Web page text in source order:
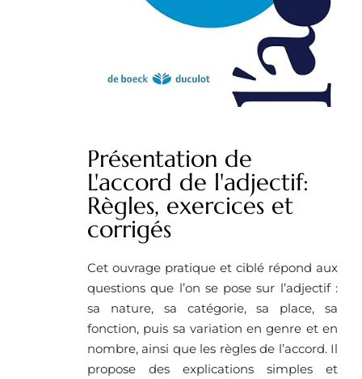
Présentation de
L'accord de l'adjectif:
Règles, exercices et
corrigés
Cet ouvrage pratique et ciblé répond aux
questions que l’on se pose sur l’adjectif :
sa nature, sa catégorie, sa place, sa
fonction, puis sa variation en genre et en
nombre, ainsi que les règles de l’accord. Il
propose des explications simples et